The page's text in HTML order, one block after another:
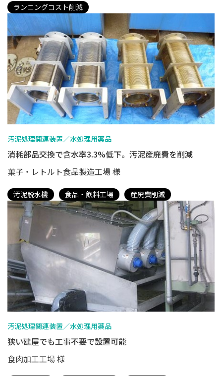
ランニングコスト削減
汚泥処理関連装置／水処理用薬品
消耗部品交換で含水率3.3%低下。汚泥産廃費を削減
菓子・レトルト食品製造工場 様
汚泥脱水機 食品・飲料工場 産廃費削減
汚泥処理関連装置／水処理用薬品
狭い建屋でも工事不要で設置可能
食肉加工工場 様